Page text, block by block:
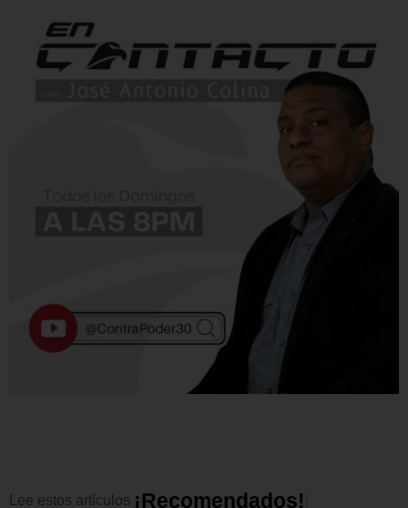
Lee estos artículos ¡Recomendados!